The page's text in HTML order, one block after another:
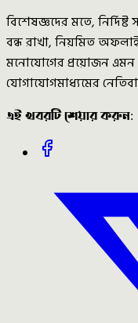
বিশেষজ্ঞদের মতে,
বন্ধ রাখা, নিয়মিত
মনোযোগের প্রয়োজন
যোগাযোগমাধ্যমের
এই খবরটি শেয়ার করুন: